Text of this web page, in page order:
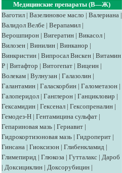
Медицинские препараты (В—Ж)
Ваготил | Вазелиновое масло | Валериана |
Валидол Велбе | Верапамил |
Верошпирон | Вигератин | Викасол |
Вилозен | Винилин | Винканор |
Винкристин | Випросал Вискен | Витамин
Р | Витафтор | Витогепат | Вицеин |
Волекам | Вулнузан | Галазолин |
Галантамин | Галаскорбин | Галометазон |
Галоперидол | Ганглерон | Ганцикловир |
Гексамидин | Гексенал | Гексопреналин |
Гемодез-Н | Гентамицина сульфат |
Гепариновая мазь | Гериавит |
Гидрокортизоновая мазь | Гидроперит |
Гинсана | Гиоксизон | Глибенкламид |
Глимепирид | Глюкоза | Гутталакс | Дароб
| Доксициклин | Доксорубицин |